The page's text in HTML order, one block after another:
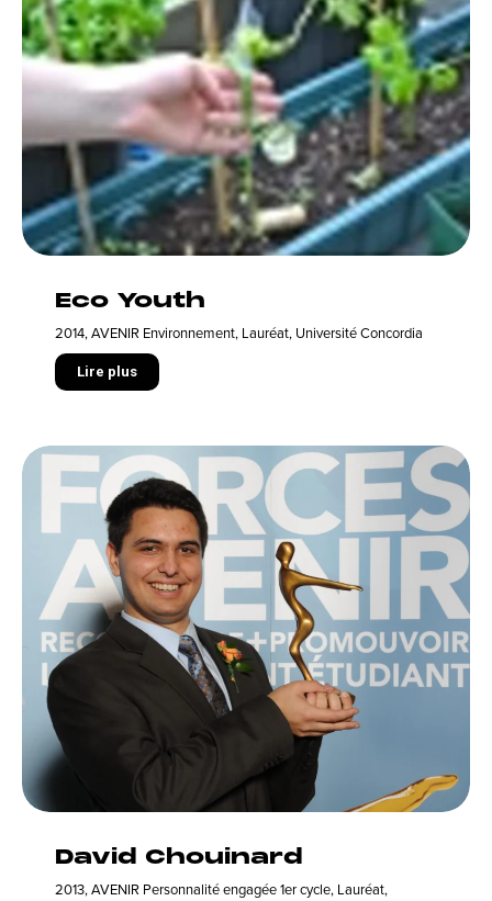
Eco Youth
2014,AVENIR Environnement, Lauréat, Université Concordia
Lire plus
David Chouinard
2013,AVENIR Personnalité engagée 1er cycle, Lauréat,